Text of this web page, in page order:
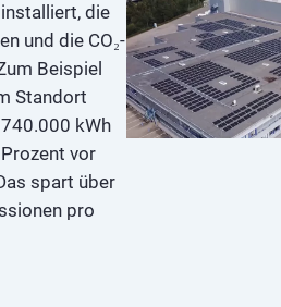
die
und die CO₂-
Beispiel
Standort
kWh
vor
spart über
pro